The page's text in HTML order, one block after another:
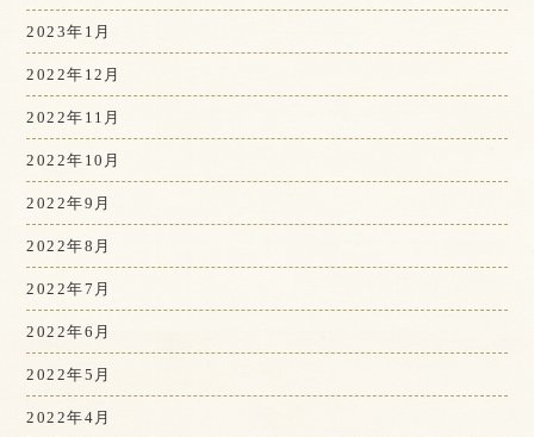
2023年1月
2022年12月
2022年11月
2022年10月
2022年9月
2022年8月
2022年7月
2022年6月
2022年5月
2022年4月